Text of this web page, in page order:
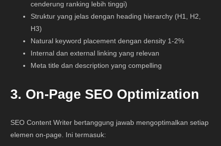
cenderung ranking lebih tinggi)
Struktur yang jelas dengan heading hierarchy (H1, H2,
H3)
Natural keyword placement dengan density 1-2%
Internal dan external linking yang relevan
Meta title dan description yang compelling
3. On-Page SEO Optimization
SEO Content Writer bertanggung jawab mengoptimalkan setiap
elemen on-page. Ini termasuk: